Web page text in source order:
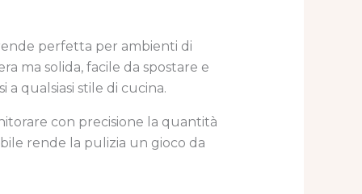
perfetta per ambienti di
ma solida, facile da spostare e
qualsiasi stile di cucina.
con precisione la quantità
rende la pulizia un gioco da